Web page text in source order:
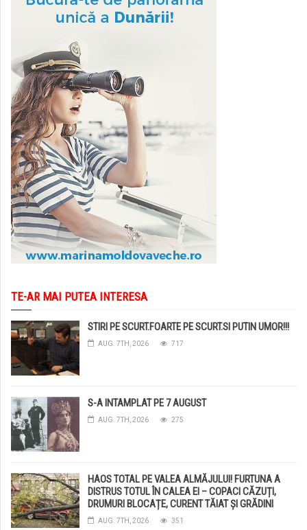
TE-AR MAI PUTEA INTERESA
STIRI PE SCURT.FOARTE PE SCURT.SI PUTIN UMOR!!!
AUG. 7TH, 2026 717
S-A INTAMPLAT PE 7 AUGUST
AUG. 7TH, 2026 275
HAOS TOTAL PE VALEA ALMĂJULUI! FURTUNA A
DISTRUS TOTUL ÎN CALEA EI – COPACI CĂZUȚI,
DRUMURI BLOCAȚE, CURENT TĂIAT ȘI GRĂDINI
DISTRUSE DE GRINDINĂ!
AUG. 7TH, 2026 351